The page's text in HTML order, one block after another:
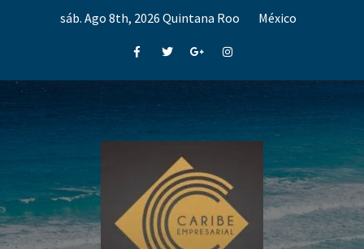
sáb. Ago 8th, 2026 Quintana Roo México
FacebookTwitterGoogle+Instagram